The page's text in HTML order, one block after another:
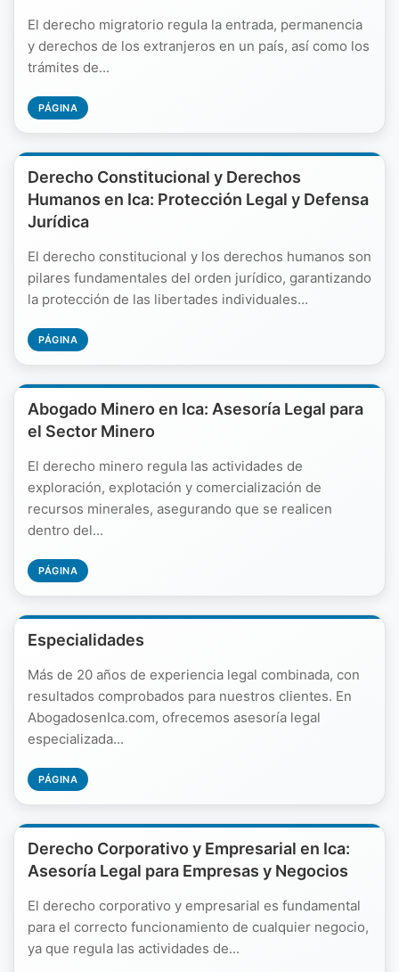
El derecho migratorio regula la entrada, permanencia
y derechos de los extranjeros en un país, así como los
trámites de...
PÁGINA
Derecho Constitucional y Derechos
Humanos en Ica: Protección Legal y Defensa
Jurídica
El derecho constitucional y los derechos humanos son
pilares fundamentales del orden jurídico, garantizando
la protección de las libertades individuales...
PÁGINA
Abogado Minero en Ica: Asesoría Legal para
el Sector Minero
El derecho minero regula las actividades de
exploración, explotación y comercialización de
recursos minerales, asegurando que se realicen
dentro del...
PÁGINA
Especialidades
Más de 20 años de experiencia legal combinada, con
resultados comprobados para nuestros clientes. En
AbogadosenIca.com, ofrecemos asesoría legal
especializada...
PÁGINA
Derecho Corporativo y Empresarial en Ica:
Asesoría Legal para Empresas y Negocios
El derecho corporativo y empresarial es fundamental
para el correcto funcionamiento de cualquier negocio,
ya que regula las actividades de...